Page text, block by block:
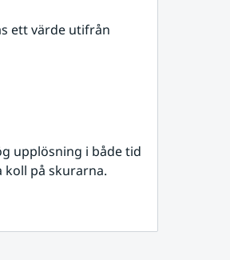
ett värde utifrån
upplösning i både tid
koll på skurarna.